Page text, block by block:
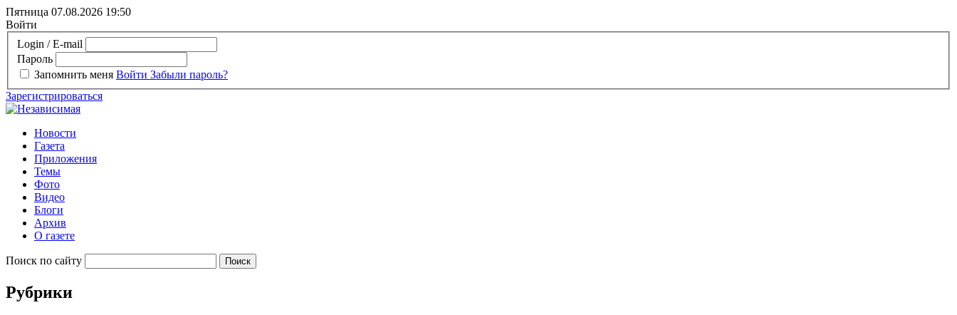
Пятница 07.08.2026 19:50
Войти
Login / E-mail
Пароль
Запомнить меня Войти Забыли пароль?
Зарегистрироваться
Новости
Газета
Приложения
Темы
Фото
Видео
Блоги
Архив
О газете
Поиск по сайту
Рубрики